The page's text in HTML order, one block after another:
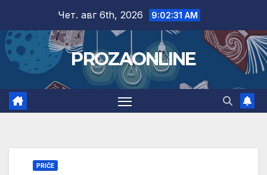
content
Чет. авг 6th, 2026 9:02:32 AM
PROZAONLINE
PRIČE